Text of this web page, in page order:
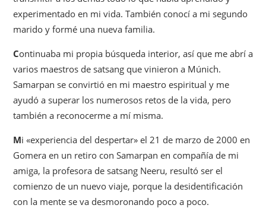
experimentado en mi vida. También conocí a mi segundo
marido y formé una nueva familia.
Continuaba mi propia búsqueda interior, así que me abrí a
varios maestros de satsang que vinieron a Múnich.
Samarpan se convirtió en mi maestro espiritual y me
ayudó a superar los numerosos retos de la vida, pero
también a reconocerme a mí misma.
Mi «experiencia del despertar» el 21 de marzo de 2000 en
Gomera en un retiro con Samarpan en compañía de mi
amiga, la profesora de satsang Neeru, resultó ser el
comienzo de un nuevo viaje, porque la desidentificación
con la mente se va desmoronando poco a poco.